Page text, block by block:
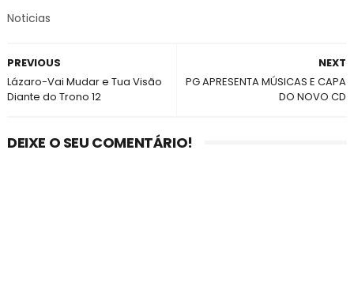
Noticias
NEXT
PG APRESENTA MÚSICAS E CAPA
DO NOVO CD
PREVIOUS
Lázaro-Vai Mudar e Tua Visão
Diante do Trono 12
DEIXE O SEU COMENTÁRIO!